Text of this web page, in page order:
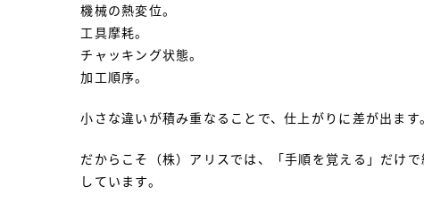
機械の熱変位。
工具摩耗。
チャッキング状態。
加工順序。
小さな違いが積み重なることで、仕上がりに差が出ます。
だからこそ（株）アリスでは、「手順を覚える」だけ
しています。